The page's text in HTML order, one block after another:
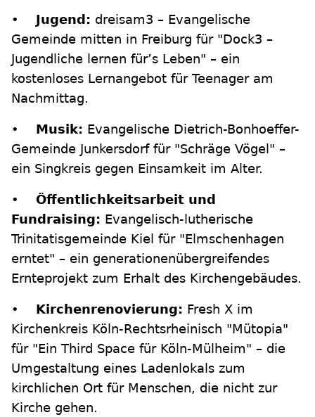
• Jugend: dreisam3 – Evangelische
Gemeinde mitten in Freiburg für "Dock3 –
Jugendliche lernen für’s Leben" – ein
kostenloses Lernangebot für Teenager am
Nachmittag.
• Musik: Evangelische Dietrich-Bonhoeffer-
Gemeinde Junkersdorf für "Schräge Vögel" –
ein Singkreis gegen Einsamkeit im Alter.
• Öffentlichkeitsarbeit und
Fundraising: Evangelisch-lutherische
Trinitatisgemeinde Kiel für "Elmschenhagen
erntet" – ein generationenübergreifendes
Ernteprojekt zum Erhalt des Kirchengebäudes.
• Kirchenrenovierung: Fresh X im
Kirchenkreis Köln-Rechtsrheinisch "Mütopia"
für "Ein Third Space für Köln-Mülheim" – die
Umgestaltung eines Ladenlokals zum
kirchlichen Ort für Menschen, die nicht zur
Kirche gehen.